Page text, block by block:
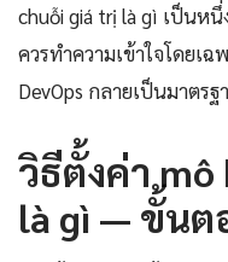
chuỗi giá trị là gì เป็นห
ควรทำความเข้าใจโดยเ
DevOps กลายเป็นมาตร
วิธีตั้งค่า
là gì — ขั้นต